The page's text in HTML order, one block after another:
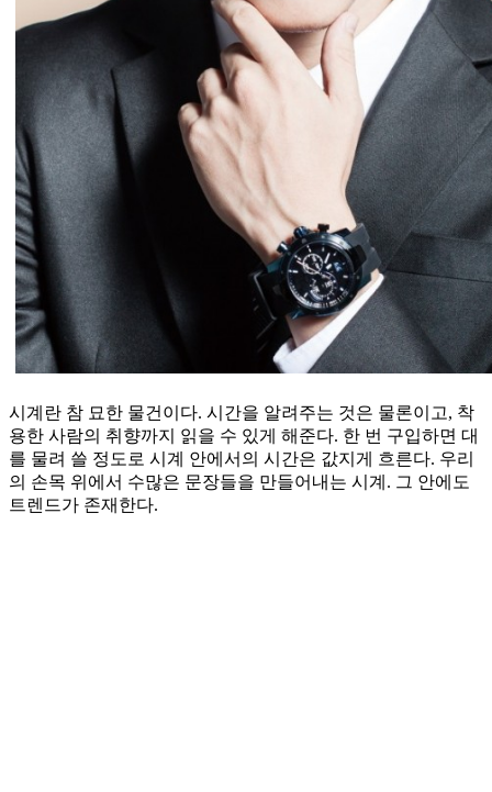
시계란 참 묘한 물건이다. 시간을 알려주는 것은 물론이고, 착
용한 사람의 취향까지 읽을 수 있게 해준다. 한 번 구입하면 대
를 물려 쓸 정도로 시계 안에서의 시간은 값지게 흐른다. 우리
의 손목 위에서 수많은 문장들을 만들어내는 시계. 그 안에도
트렌드가 존재한다.